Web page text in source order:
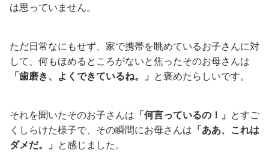
は思っていません。
ただ日常なにもせず、家で携帯を眺めているお子さんに対
して、何もほめるところがないと焦ったそのお母さんは
「歯磨き、よくできているね。」 と褒めたらしいです。
それを聞いたそのお子さんは 「何言っているの！」 とすご
くしらけた様子で、その瞬間にお母さんは 「ああ、これは
ダメだ。」 と感じました。